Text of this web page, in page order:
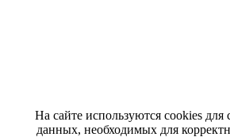
На сайте используются cookies для
данных, необходимых для